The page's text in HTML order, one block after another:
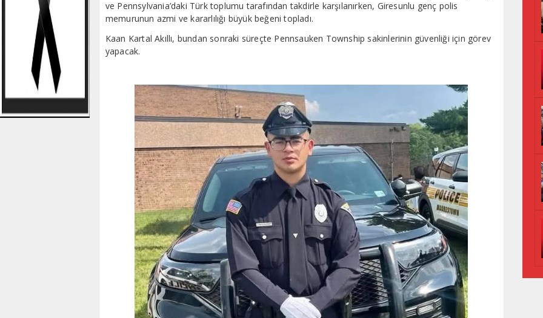
ve Pennsylvania’daki Türk toplumu tarafından takdirle karşılanırken, Giresunlu genç polis
memurunun azmi ve kararlılığı büyük beğeni topladı.
Kaan Kartal Akıllı, bundan sonraki süreçte Pennsauken Township sakinlerinin güvenliği için görev
yapacak.